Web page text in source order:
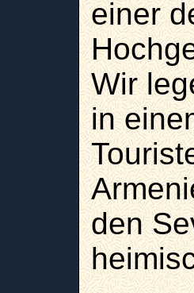
einer
Wir
in
den